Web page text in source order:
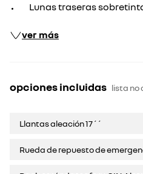
Lunas traseras
ver más
opciones incluidas lista
Llantas aleación 17´´
Rueda de repuesto de